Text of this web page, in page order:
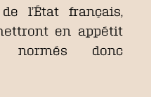
l’État français,
en appétit
donc